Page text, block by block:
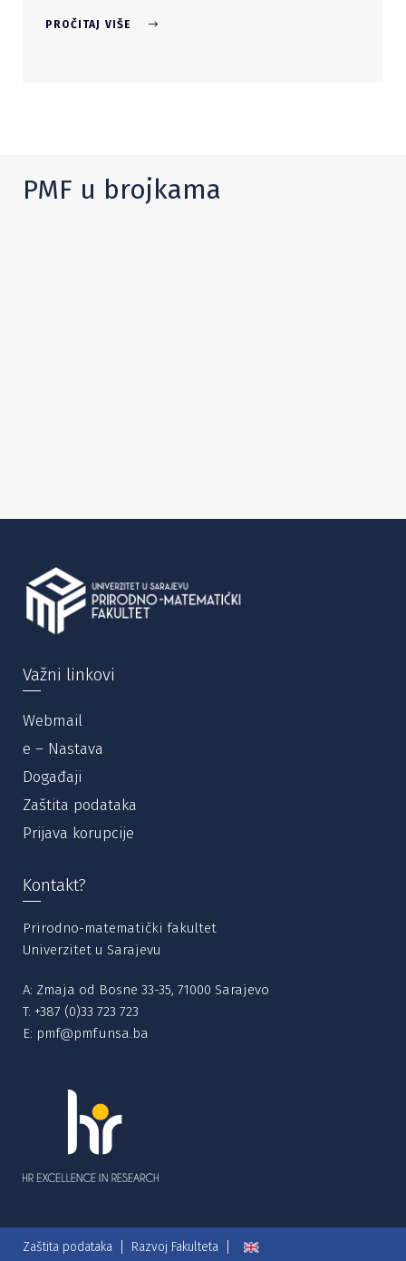
PROČITAJ VIŠE
PMF u brojkama
Važni linkovi
Webmail
e – Nastava
Događaji
Zaštita podataka
Prijava korupcije
Kontakt?
Prirodno-matematički fakultet
Univerzitet u Sarajevu
A: Zmaja od Bosne 33-35, 71000 Sarajevo
T: +387 (0)33 723 723
E: pmf@pmf.unsa.ba
Zaštita podataka Razvoj Fakulteta